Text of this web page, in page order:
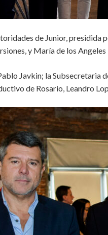
de Junior,
y María de los
Javkin; la
de Rosario, Leandro